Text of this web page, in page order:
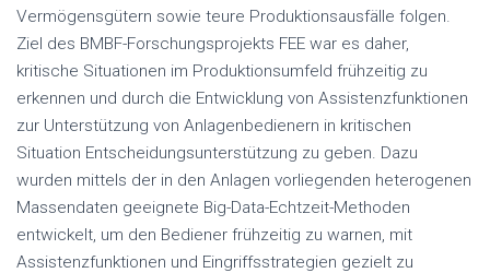
Vermögensgütern sowie teure Produktionsausfälle folgen.
Ziel des BMBF-Forschungsprojekts FEE war es daher,
kritische Situationen im Produktionsumfeld frühzeitig zu
erkennen und durch die Entwicklung von Assistenzfunktionen
zur Unterstützung von Anlagenbedienern in kritischen
Situation Entscheidungsunterstützung zu geben. Dazu
wurden mittels der in den Anlagen vorliegenden heterogenen
Massendaten geeignete Big-Data-Echtzeit-Methoden
entwickelt, um den Bediener frühzeitig zu warnen, mit
Assistenzfunktionen und Eingriffsstrategien gezielt zu